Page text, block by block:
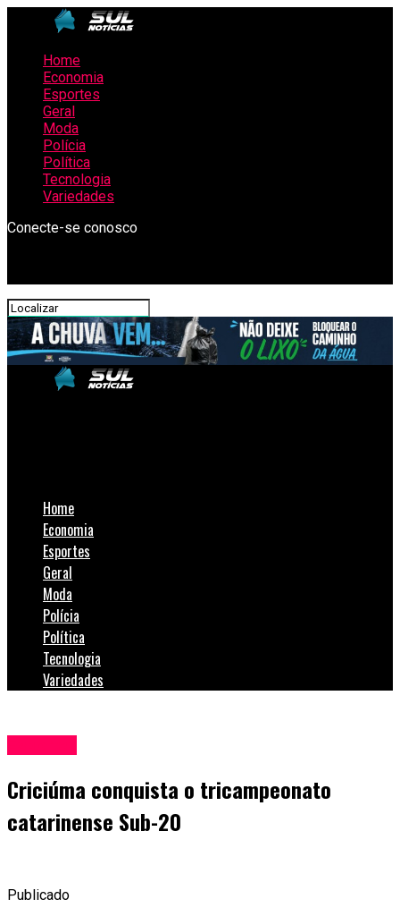
Home
Economia
Esportes
Geral
Moda
Polícia
Política
Tecnologia
Variedades
Conecte-se conosco
Home
Economia
Esportes
Geral
Moda
Polícia
Política
Tecnologia
Variedades
Criciúma conquista o tricampeonato
catarinense Sub-20
Publicado